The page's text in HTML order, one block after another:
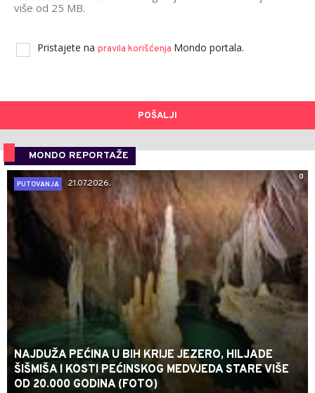
više od 25 MB.
Pristajete na pravila korišćenja Mondo portala.
POŠALJI
MONDO REPORTAŽE
0
PUTOVANJA
21.07.2026.
NAJDUŽA PEĆINA U BIH KRIJE JEZERO, HILJADE
ŠIŠMIŠA I KOSTI PEĆINSKOG MEDVJEDA STARE VIŠE
OD 20.000 GODINA (FOTO)